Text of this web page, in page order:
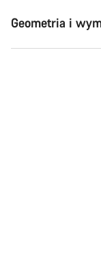
Geometria i